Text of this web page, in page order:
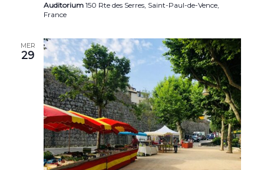
Auditorium 150 Rte des Serres, Saint-Paul-de-Vence,
France
MER
29